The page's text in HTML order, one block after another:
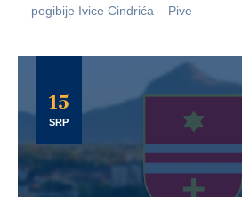
pogibije Ivice Cindrića – Pive
15
SRP